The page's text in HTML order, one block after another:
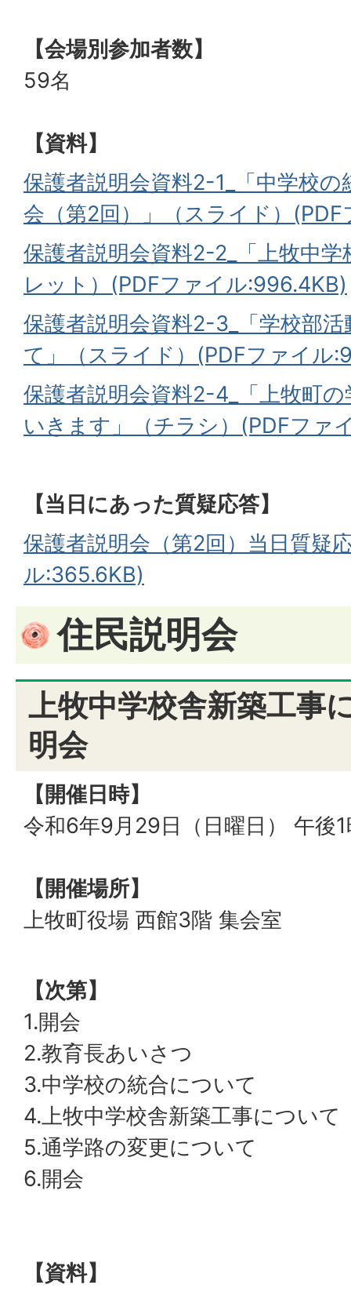
【会場別参加者数】
59名
【資料】
保護者説明会資料2-1_「中学校
会（第2回）」（スライド）
保護者説明会資料2-2_「上牧中
レット）(PDFファイル:996.4KB)
保護者説明会資料2-3_「学校部
て」（スライド）(PDFファイル
保護者説明会資料2-4_「上牧町
いきます」（チラシ）(PDFファ
【当日にあった質疑応答】
保護者説明会（第2回）当日質疑
ル:365.6KB)
住民説明会
上牧中学校舎新築工事
明会
【開催日時】
令和6年9月29日（日曜日） 午後
【開催場所】
上牧町役場 西館3階 集会室
【次第】
1.開会
2.教育長あいさつ
3.中学校の統合について
4.上牧中学校舎新築工事について
5.通学路の変更について
6.開会
【資料】